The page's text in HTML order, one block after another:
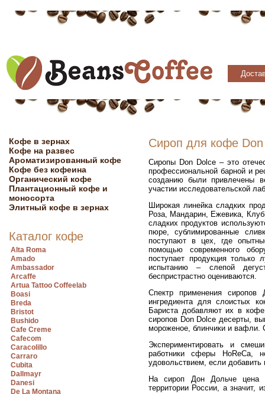
Кофе в зернах
Кофе на развес
Ароматизированный кофе
Кофе без кофеина
Органический кофе
Плантационный кофе и
моносорта
Элитный кофе в зернах
Каталог кофе
Alta Roma
Amado
Ambassador
Arcaffe
Artua Tattoo Coffeelab
Boasi
Breda
Bristot
Bushido
Cafe Creme
Cafecom
Caracolillo
Carraro
Cubita
Dallmayr
Danesi
De La Montana
Сироп для кофе Don
Сиропы Don Dolce – это
профессиональной барной и
созданию были привлечены
участии исследовательской
Широкая линейка сладких
Роза, Мандарин, Ежевика,
сладких продуктов
пюре, сублимированные
поступают в цех, где
помощью современного
поступает продукция только
испытанию – слепой
беспристрастно оцениваются.
Спектр применения
ингредиента для слоистых
Бариста добавляют их в
сиропов Don Dolce десерты,
мороженое, блинчики и вафли.
Экспериментировать и
работники сферы HoReCa,
удовольствием, если
На сироп Дон Дольче цена
территории России, а значит,